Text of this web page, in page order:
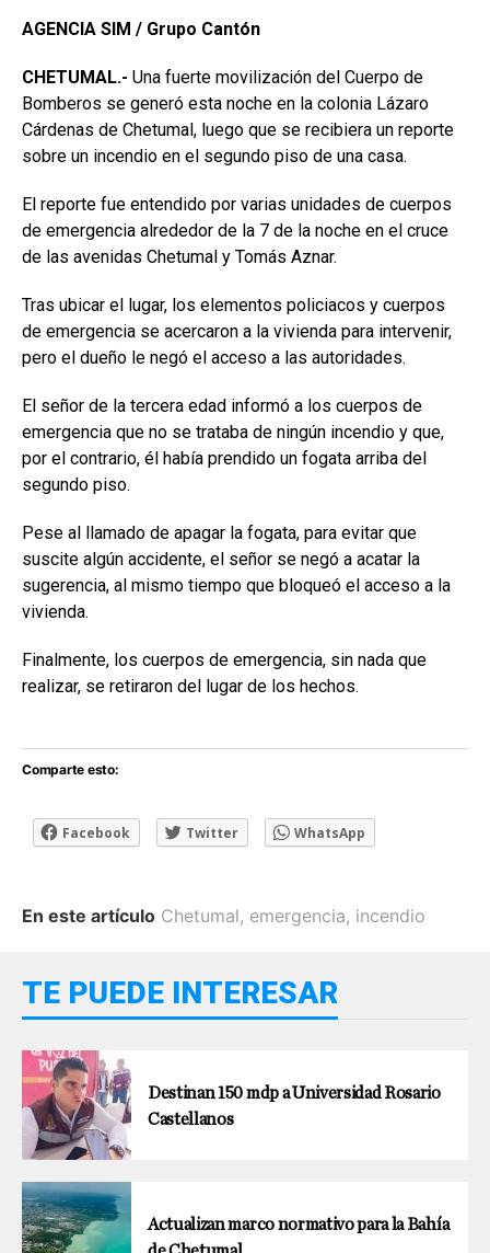
AGENCIA SIM / Grupo Cantón
CHETUMAL.- Una fuerte movilización del Cuerpo de
Bomberos se generó esta noche en la colonia Lázaro
Cárdenas de Chetumal, luego que se recibiera un reporte
sobre un incendio en el segundo piso de una casa.
El reporte fue entendido por varias unidades de cuerpos
de emergencia alrededor de la 7 de la noche en el cruce
de las avenidas Chetumal y Tomás Aznar.
Tras ubicar el lugar, los elementos policiacos y cuerpos
de emergencia se acercaron a la vivienda para intervenir,
pero el dueño le negó el acceso a las autoridades.
El señor de la tercera edad informó a los cuerpos de
emergencia que no se trataba de ningún incendio y que,
por el contrario, él había prendido un fogata arriba del
segundo piso.
Pese al llamado de apagar la fogata, para evitar que
suscite algún accidente, el señor se negó a acatar la
sugerencia, al mismo tiempo que bloqueó el acceso a la
vivienda.
Finalmente, los cuerpos de emergencia, sin nada que
realizar, se retiraron del lugar de los hechos.
Comparte esto:
Facebook Twitter WhatsApp
En este artículo Chetumal, emergencia, incendio
TE PUEDE INTERESAR
Destinan 150 mdp a Universidad Rosario
Castellanos
Actualizan marco normativo para la Bahía